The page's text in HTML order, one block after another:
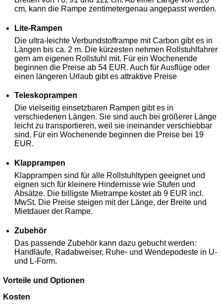
cm, kann die Rampe zentimetergenau angepasst werden.
Lite-Rampen
Die ultra-leichte Verbundstofframpe mit Carbon gibt es in
Längen bis ca. 2 m. Die kürzesten nehmen Rollstuhlfahrer
gern am eigenen Rollstuhl mit. Für ein Wochenende
beginnen die Preise ab 54 EUR. Auch für Ausflüge oder
einen längeren Urlaub gibt es attraktive Preise
Teleskoprampen
Die vielseitig einsetzbaren Rampen gibt es in
verschiedenen Längen. Sie sind auch bei größerer Länge
leicht zu transportieren, weil sie ineinander verschiebbar
sind. Für ein Wochenende beginnen die Preise bei 19
EUR.
Klapprampen
Klapprampen sind für alle Rollstuhltypen geeignet und
eignen sich für kleinere Hindernisse wie Stufen und
Absätze. Die billigste Mietrampe kostet ab 9 EUR incl.
MwSt. Die Preise steigen mit der Länge, der Breite und
Mietdauer der Rampe.
Zubehör
Das passende Zubehör kann dazu gebucht werden:
Handläufe, Radabweiser, Ruhe- und Wendepodeste in U-
und L-Form.
Vorteile und Optionen
Kosten